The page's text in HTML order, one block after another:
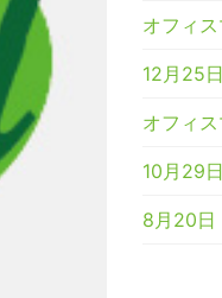
オフィ
12月25
オフィ
10月29
8月20日